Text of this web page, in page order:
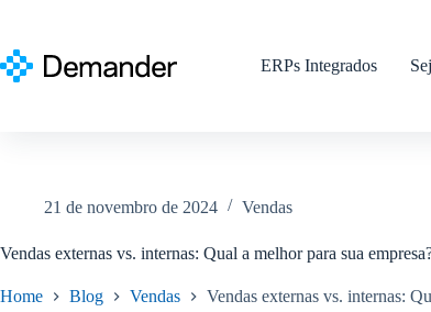
conteúdo
ERPs Integrados
21 de novembro de 2024 Vendas
Vendas externas vs. internas: Qual a melhor para sua
Home Blog Vendas Vendas externas vs. internas: